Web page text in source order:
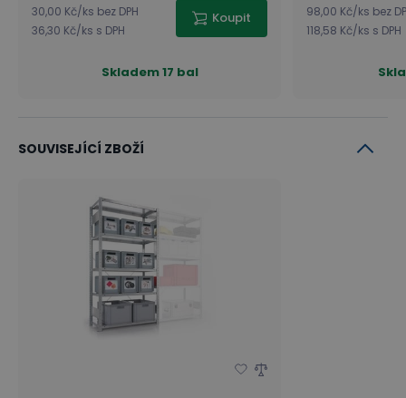
30,00 Kč/ks bez DPH
36,30 Kč/ks s DPH
Koupit
Skladem17 bal
98,00 Kč/ks bez
118,58 Kč/ks s DPH
SOUVISEJÍCÍ ZBOŽÍ